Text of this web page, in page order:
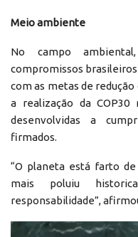
Meio ambiente
No campo
compromissos
com as metas de
a realização da COP30
desenvolvidas a
firmados.
“O planeta está farto
mais poluiu
responsabilidade”,